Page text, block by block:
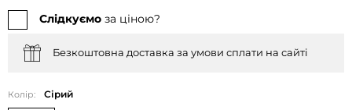
Слідкуємо за ціною?
Безкоштовна доставка за умови сплати на сайті
Колір: Сірий